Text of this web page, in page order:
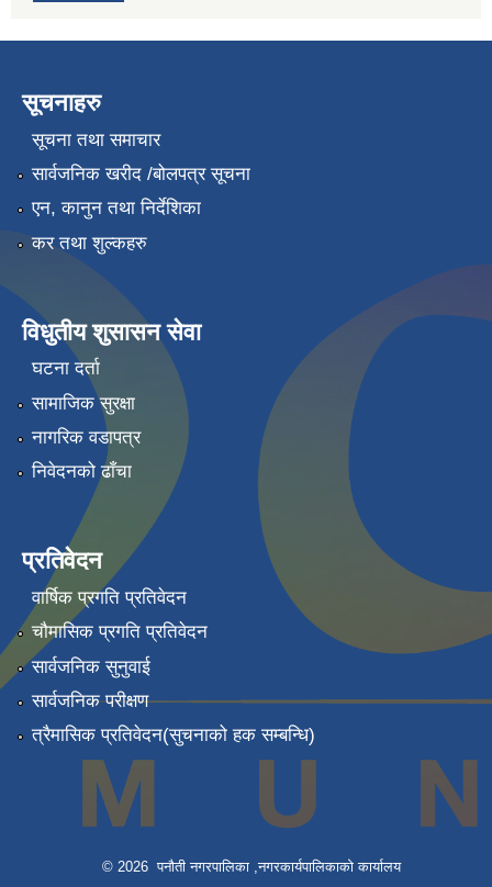
सूचनाहरु
सूचना तथा समाचार
सार्वजनिक खरीद /बोलपत्र सूचना
एन, कानुन तथा निर्देशिका
कर तथा शुल्कहरु
विधुतीय शुसासन सेवा
घटना दर्ता
सामाजिक सुरक्षा
नागरिक वडापत्र
निवेदनको ढाँचा
प्रतिवेदन
वार्षिक प्रगति प्रतिवेदन
चौमासिक प्रगति प्रतिवेदन
सार्वजनिक सुनुवाई
सार्वजनिक परीक्षण
त्रैमासिक प्रतिवेदन(सुचनाको हक सम्बन्धि)
© 2026 पनौती नगरपालिका ,नगरकार्यपालिकाको कार्यालय